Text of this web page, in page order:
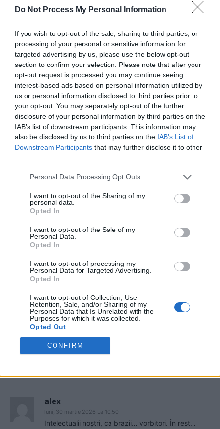
Do Not Process My Personal Information
If you wish to opt-out of the sale, sharing to third parties, or
processing of your personal or sensitive information for
targeted advertising by us, please use the below opt-out
section to confirm your selection. Please note that after your
opt-out request is processed you may continue seeing
interest-based ads based on personal information utilized by
us or personal information disclosed to third parties prior to
your opt-out. You may separately opt-out of the further
disclosure of your personal information by third parties on the
IAB’s list of downstream participants. This information may
also be disclosed by us to third parties on the IAB’s List of
Downstream Participants that may further disclose it to other
Personal Data Processing Opt Outs
I want to opt-out of the Sharing of my
personal data.
Opted In
I want to opt-out of the Sale of my
Personal Data.
Opted In
I want to opt-out of processing my
Personal Data for Targeted Advertising.
Opted In
I want to opt-out of Collection, Use,
Retention, Sale, and/or Sharing of my
Personal Data that Is Unrelated with the
Purposes for which it was collected.
Opted Out
CONFIRM
Opinii
Opinii
Gura bate guru
Opinii
Oameni indignați
Grig
Tovarăși din diaspora de educație mai slabă au
primit euro să voteze cu Georgescu și aur din
România. Nici nu mă miră că ,,,bisericile,,românești
sunt conduse în majoritate de pionii Rusiei PSD
Secu
gabriel luni, 30 martie 2026 La 10.37
Nu mai este vorba de diaspora sau autohtoni, lipsa
de educație este generalizată.
Învățământul românesc nu reușește să structureze
gândirea unui copil pe logică și rațiune.
alex
luni, 30 martie 2026 La 10.50
Intelectualii noștri, ca brazii… vorbitori. În rest…